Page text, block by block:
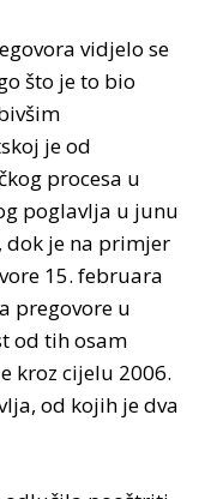
vidjelo se
što je to bio
je od
procesa u
poglavlja u junu
dok je na primjer
15. februara
pregovore u
od tih osam
kroz cijelu 2006.
od kojih je dva